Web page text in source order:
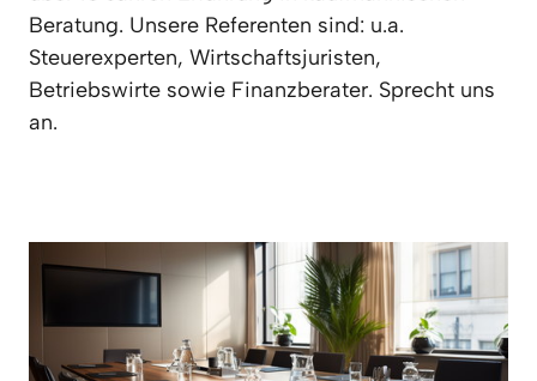
Beratung. Unsere Referenten sind: u.a.
Steuerexperten, Wirtschaftsjuristen,
Betriebswirte sowie Finanzberater. Sprecht uns
an.